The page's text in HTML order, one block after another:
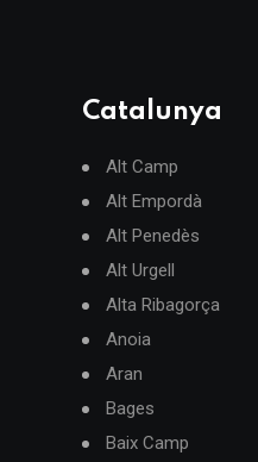
Catalunya
Alt Camp
Alt Empordà
Alt Penedès
Alt Urgell
Alta Ribagorça
Anoia
Aran
Bages
Baix Camp